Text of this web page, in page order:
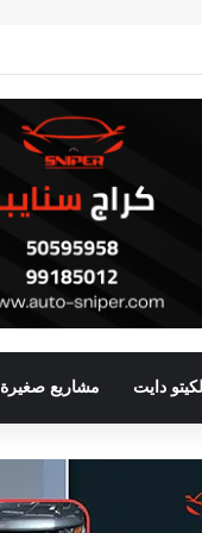
الكيتو دايت مشاريع صغيرة